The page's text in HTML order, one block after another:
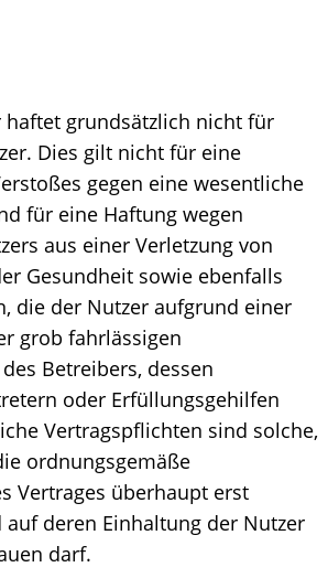
haftet grundsätzlich nicht für
Dies gilt nicht für eine
gegen eine wesentliche
für eine Haftung wegen
aus einer Verletzung von
Gesundheit sowie ebenfalls
die der Nutzer aufgrund einer
grob fahrlässigen
Betreibers, dessen
oder Erfüllungsgehilfen
Vertragspflichten sind solche,
ordnungsgemäße
Vertrages überhaupt erst
deren Einhaltung der Nutzer
darf.